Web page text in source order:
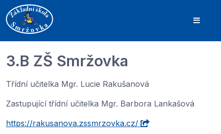
3.B ZŠ Smržovka
Třídní učitelka Mgr. Lucie Rakušanová
Zastupující třídní učitelka Mgr. Barbora Lankašová
https://rakusanova.zssmrzovka.cz/